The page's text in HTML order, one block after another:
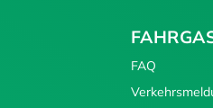
FAQ